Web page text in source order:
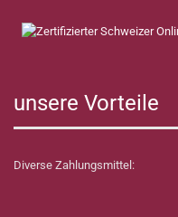
unsere Vorteile
Diverse Zahlungsmittel: